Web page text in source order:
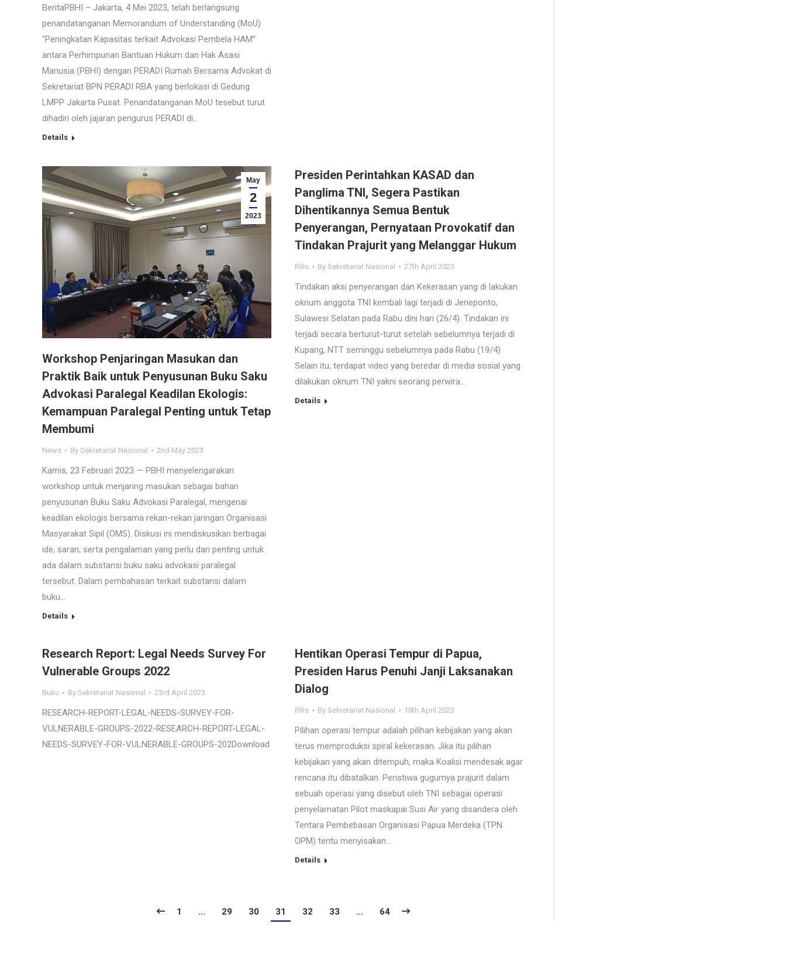
BeritaPBHI – Jakarta, 4 Mei 2023, telah berlangsung
penandatanganan Memorandum of Understanding (MoU)
“Peningkatan Kapasitas terkait Advokasi Pembela HAM”
antara Perhimpunan Bantuan Hukum dan Hak Asasi
Manusia (PBHI) dengan PERADI Rumah Bersama Advokat di
Sekretariat BPN PERADI RBA yang berlokasi di Gedung
LMPP Jakarta Pusat. Penandatanganan MoU tesebut turut
dihadiri oleh jajaran pengurus PERADI di…
Details
May
2
2023
Workshop Penjaringan Masukan dan
Praktik Baik untuk Penyusunan Buku Saku
Advokasi Paralegal Keadilan Ekologis:
Kemampuan Paralegal Penting untuk Tetap
Membumi
News By Sekretariat Nasional 2nd May 2023
Kamis, 23 Februari 2023 — PBHI menyelengarakan
workshop untuk menjaring masukan sebagai bahan
penyusunan Buku Saku Advokasi Paralegal, mengenai
keadilan ekologis bersama rekan-rekan jaringan Organisasi
Masyarakat Sipil (OMS). Diskusi ini mendiskusikan berbagai
ide, saran, serta pengalaman yang perlu dan penting untuk
ada dalam substansi buku saku advokasi paralegal
tersebut. Dalam pembahasan terkait substansi dalam
buku…
Details
Presiden Perintahkan KASAD dan
Panglima TNI, Segera Pastikan
Dihentikannya Semua Bentuk
Penyerangan, Pernyataan Provokatif dan
Tindakan Prajurit yang Melanggar Hukum
Rilis By Sekretariat Nasional 27th April 2023
Tindakan aksi penyerangan dan Kekerasan yang di lakukan
oknum anggota TNI kembali lagi terjadi di Jeneponto,
Sulawesi Selatan pada Rabu dini hari (26/4). Tindakan ini
terjadi secara berturut-turut setelah sebelumnya terjadi di
Kupang, NTT seminggu sebelumnya pada Rabu (19/4).
Selain itu, terdapat video yang beredar di media sosial yang
dilakukan oknum TNI yakni seorang perwira…
Details
Research Report: Legal Needs Survey For
Vulnerable Groups 2022
Buku By Sekretariat Nasional 23rd April 2023
RESEARCH-REPORT-LEGAL-NEEDS-SURVEY-FOR-
VULNERABLE-GROUPS-2022-RESEARCH-REPORT-LEGAL-
NEEDS-SURVEY-FOR-VULNERABLE-GROUPS-202Download
Hentikan Operasi Tempur di Papua,
Presiden Harus Penuhi Janji Laksanakan
Dialog
Rilis By Sekretariat Nasional 18th April 2023
Pilihan operasi tempur adalah pilihan kebijakan yang akan
terus memproduksi spiral kekerasan. Jika itu pilihan
kebijakan yang akan ditempuh, maka Koalisi mendesak agar
rencana itu dibatalkan. Peristiwa gugurnya prajurit dalam
sebuah operasi yang disebut oleh TNI sebagai operasi
penyelamatan Pilot maskapai Susi Air yang disandera oleh
Tentara Pembebasan Organisasi Papua Merdeka (TPN
OPM) tentu menyisakan…
Details
1 … 29 30 31 32 33 … 64